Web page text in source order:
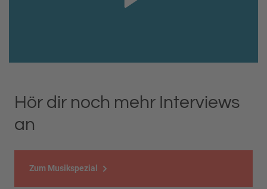
Hör dir noch mehr Interviews
an
Zum Musikspezial